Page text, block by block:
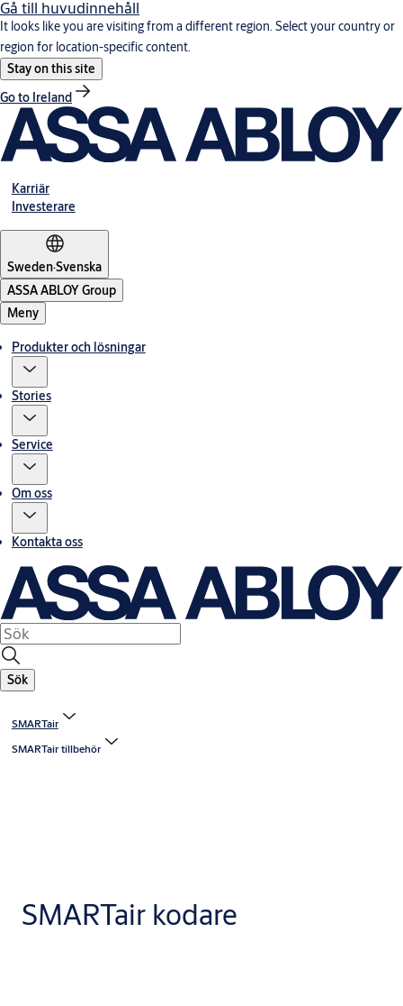
Gå till huvudinnehåll
It looks like you are visiting from a different region. Select your country or
region for location-specific content.
Stay on this site
Go to Ireland
Karriär
Investerare
Sweden·Svenska
ASSA ABLOY Group
Meny
Produkter och lösningar
Stories
Service
Om oss
Kontakta oss
Sök
SMARTair
SMARTair tillbehör
SMARTair kodare